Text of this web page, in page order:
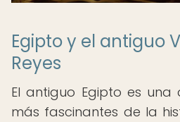
Egipto y el antiguo
Reyes
El antiguo Egipto es una
más fascinantes de la